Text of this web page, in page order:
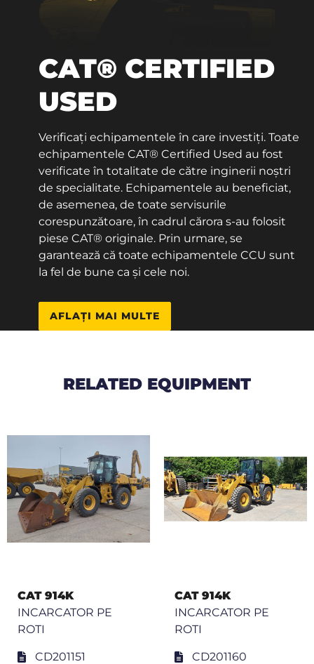
CAT® CERTIFIED
USED
Verificați echipamentele în care investiți. Toate
echipamentele CAT® Certified Used au fost
verificate în totalitate de către inginerii noștri
de specialitate. Echipamentele au beneficiat,
de asemenea, de toate servisurile
corespunzătoare, în cadrul cărora s-au folosit
piese CAT® originale. Prin urmare, se
garantează că toate echipamentele CCU sunt
la fel de bune ca și cele noi.
AFLAȚI MAI MULTE
RELATED EQUIPMENT
CAT 914K
INCARCATOR PE
ROTI
CD201151
CAT 914K
INCARCATOR PE
ROTI
CD201160